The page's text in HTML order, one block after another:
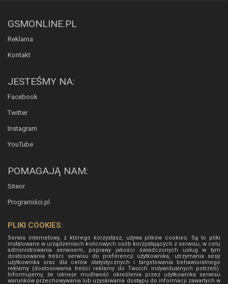
GSMONLINE.PL
Reklama
Kontakt
JESTEŚMY NA:
Facebook
Twitter
Instagram
YouTube
POMAGAJĄ NAM:
Siteor
Programiści.pl
PLIKI COOKIES:
Serwis internetowy, z którego korzystasz, używa plików cookies. Są to pliki
instalowane w urządzeniach końcowych osób korzystających z serwisu, w celu
administrowania serwisem, poprawy jakości świadczonych usług w tym
dostosowania treści serwisu do preferencji użytkownika, utrzymania sesji
użytkownika oraz dla celów statystycznych i targetowania behawioralnego
reklamy (dostosowania treści reklamy do Twoich indywidualnych potrzeb).
Informujemy, że istnieje możliwość określenia przez użytkownika serwisu
warunków przechowywania lub uzyskiwania dostępu do informacji zawartych w